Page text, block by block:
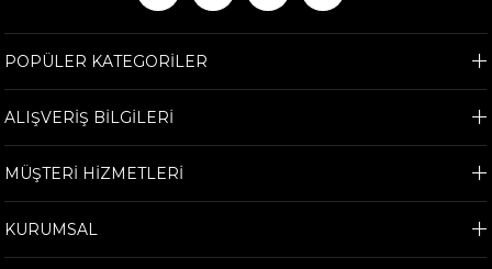
POPÜLER KATEGORİLER
ALIŞVERİŞ BİLGİLERİ
MÜŞTERİ HİZMETLERİ
KURUMSAL